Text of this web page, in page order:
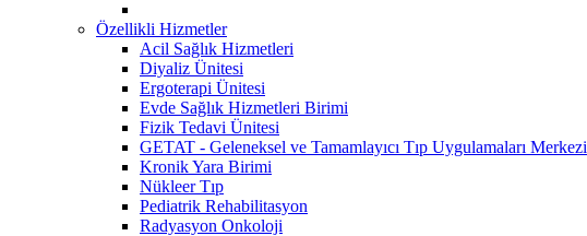
Özellikli Hizmetler
Acil Sağlık Hizmetleri
Diyaliz Ünitesi
Ergoterapi Ünitesi
Evde Sağlık Hizmetleri Birimi
Fizik Tedavi Ünitesi
GETAT - Geleneksel ve Tamamlayıcı Tıp Uygulamaları Merkezi
Kronik Yara Birimi
Nükleer Tıp
Pediatrik Rehabilitasyon
Radyasyon Onkoloji